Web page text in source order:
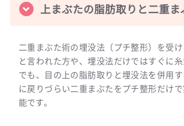
上まぶたの脂肪取りと二重
二重まぶた術の埋没法（プチ整形）を受
と言われた方や、埋没法だけではすぐに
でも、目の上の脂肪取りと埋没法を併用
に戻りづらい二重まぶたをプチ整形だけ
能です。